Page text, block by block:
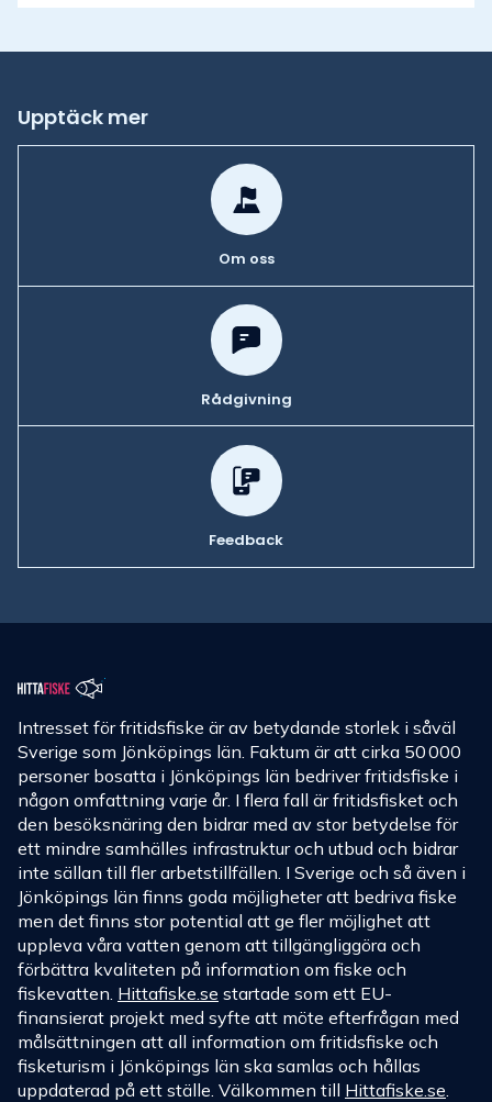
Upptäck mer
Om oss
Rådgivning
Feedback
Intresset för fritidsfiske är av betydande storlek i såväl
Sverige som Jönköpings län. Faktum är att cirka 50 000
personer bosatta i Jönköpings län bedriver fritidsfiske i
någon omfattning varje år. I flera fall är fritidsfisket och
den besöksnäring den bidrar med av stor betydelse för
ett mindre samhälles infrastruktur och utbud och bidrar
inte sällan till fler arbetstillfällen. I Sverige och så även i
Jönköpings län finns goda möjligheter att bedriva fiske
men det finns stor potential att ge fler möjlighet att
uppleva våra vatten genom att tillgängliggöra och
förbättra kvaliteten på information om fiske och
fiskevatten. Hittafiske.se startade som ett EU-
finansierat projekt med syfte att möte efterfrågan med
målsättningen att all information om fritidsfiske och
fisketurism i Jönköpings län ska samlas och hållas
uppdaterad på ett ställe. Välkommen till Hittafiske.se